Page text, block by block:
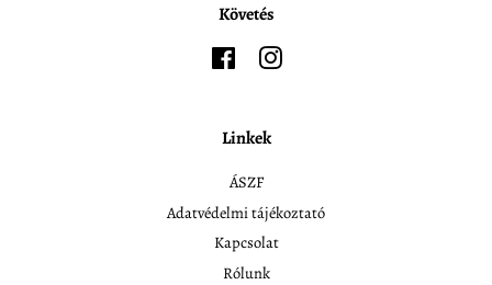
Követés
FacebookInstagram
Linkek
ÁSZF
Adatvédelmi tájékoztató
Kapcsolat
Rólunk